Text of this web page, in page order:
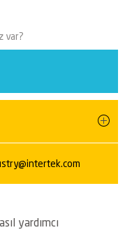
var?
yardımcı